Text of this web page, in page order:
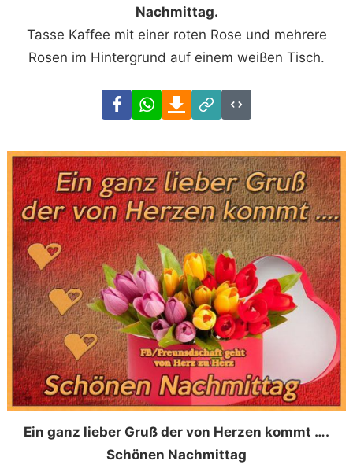
Nachmittag.
Tasse Kaffee mit einer roten Rose und mehrere
Rosen im Hintergrund auf einem weißen Tisch.
FacebookWhatsAppDownload
Link
Code
Ein ganz lieber Gruß der von Herzen kommt ….
Schönen Nachmittag